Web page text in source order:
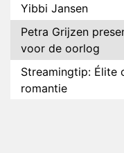
Yibbi Jansen
Petra Grijzen
voor de oorlog
Streamingtip: Élite
romantie